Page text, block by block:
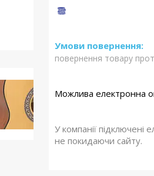
повернення товару
У компанії
не покидаючи сайту.